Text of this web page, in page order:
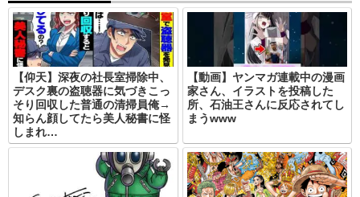
【仰天】深夜の社長室掃除中、
デスク裏の盗聴器に気づきこっ
そり回収した普通の清掃員俺→
知らん顔してたら美人秘書に怪
しまれ…
【動画】ヤンマガ連載中の漫画
家さん、イラストを投稿した
所、石油王さんに反応されてし
まうwww